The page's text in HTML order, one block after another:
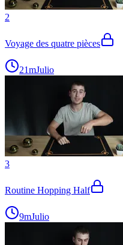
2
Voyage des quatre pièces
21mJulio
3
Routine Hopping Half
9mJulio